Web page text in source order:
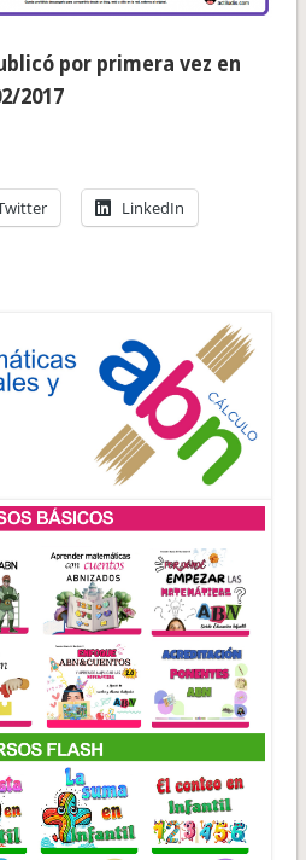
por primera vez en
2017
LinkedIn